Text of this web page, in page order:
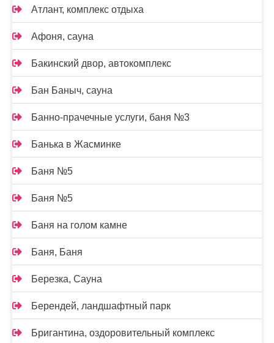
Атлант, комплекс отдыха
Афоня, сауна
Бакинский двор, автокомплекс
Бан Баныч, сауна
Банно-прачечные услуги, баня №3
Банька в Жасминке
Баня №5
Баня №5
Баня на голом камне
Баня, Баня
Березка, Сауна
Берендей, ландшафтный парк
Бригантина, оздоровительный комплекс